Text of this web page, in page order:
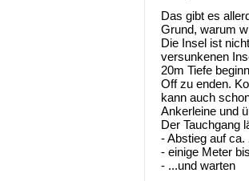
Das gibt es
Grund, warum
Die Insel ist
versunkenen
20m Tiefe
Off zu enden.
kann auch
Ankerleine und
Der Tauchgang
- Abstieg auf ca.
- einige Meter
- ...und warten